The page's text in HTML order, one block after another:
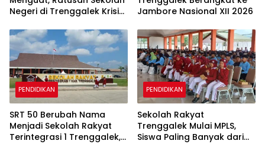
Negeri di Trenggalek Krisis
Jambore Nasional XII 2026
PENDIDIKAN
SRT 50 Berubah Nama
Menjadi Sekolah Rakyat
Terintegrasi 1 Trenggalek,
PENDIDIKAN
Sekolah Rakyat
Trenggalek Mulai MPLS,
Siswa Paling Banyak dari